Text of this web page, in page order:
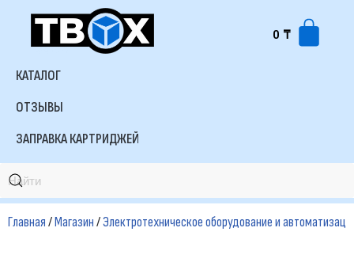
Перейти
содержимому
0 ₸
КАТАЛОГ
ОТЗЫВЫ
ЗАПРАВКА КАРТРИДЖЕЙ
Главная/Магазин/Электротехническое оборудование и